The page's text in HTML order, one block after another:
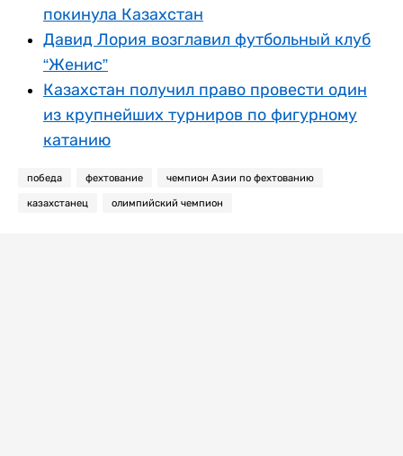
покинула Казахстан
Давид Лория возглавил футбольный клуб
“Женис”
Казахстан получил право провести один
из крупнейших турниров по фигурному
катанию
победа фехтование чемпион Азии по фехтованию
казахстанец олимпийский чемпион